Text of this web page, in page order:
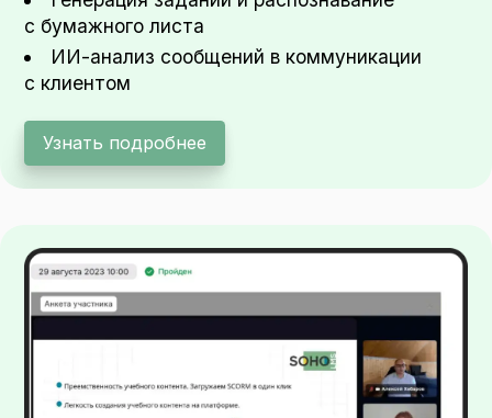
с бумажного листа
ИИ-анализ сообщений в коммуникации
с клиентом
Узнать подробнее